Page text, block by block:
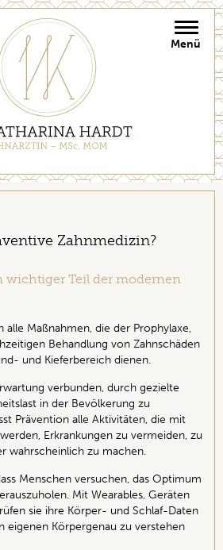
Toggle
Zahnmedizin?
wichtiger Teil der modernen
alle Maßnahmen, die der Prophylaxe,
Behandlung von Zahnschäden
und Kieferbereich dienen.
verbunden, durch gezielte
in der Bevölkerung zu
Prävention alle Aktivitäten, die mit
Erkrankungen zu vermeiden, zu
wahrscheinlich zu machen.
Menschen versuchen, das Optimum
Mit Wearables, Geräten
sie ihre Körper- und Schlaf-Daten
eigenen Körpergenau zu verstehen